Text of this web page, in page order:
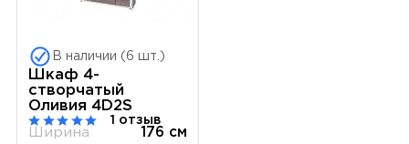
В наличии (6 шт.)
Шкаф 4-
створчатый
Оливия 4D2S
1 отзыв
Ширина
176 см